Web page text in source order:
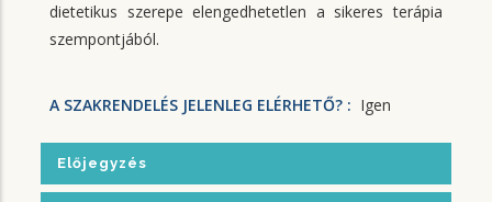
dietetikus szerepe elengedhetetlen a sikeres terápia
szempontjából.
A SZAKRENDELÉS JELENLEG ELÉRHETŐ? : Igen
Előjegyzés